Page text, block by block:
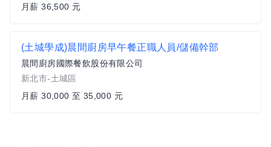
月薪 36,500 元
(土城學成)晨間廚房早午餐正職人員/儲備幹部
晨間廚房國際餐飲股份有限公司
新北市-土城區
月薪 30,000 至 35,000 元